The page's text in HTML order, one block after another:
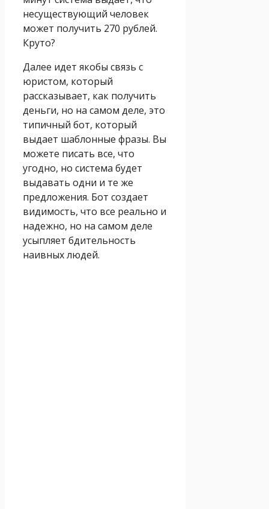
несуществующий человек
может получить 270 рублей.
Круто?
Далее идет якобы связь с
юристом, который
рассказывает, как получить
деньги, но на самом деле, это
типичный бот, который
выдает шаблонные фразы. Вы
можете писать все, что
угодно, но система будет
выдавать одни и те же
предложения. Бот создает
видимость, что все реально и
надежно, но на самом деле
усыпляет бдительность
наивных людей.